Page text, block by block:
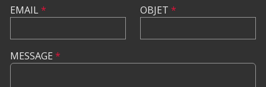
EMAIL* OBJET *
MESSAGE *